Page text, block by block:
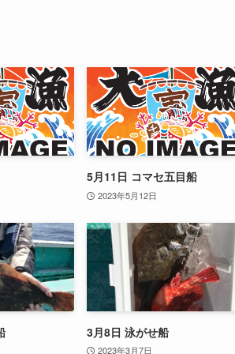
5月11日 コマセ五目船
2023年5月12日
3月8日 泳がせ船
2023年3月7日